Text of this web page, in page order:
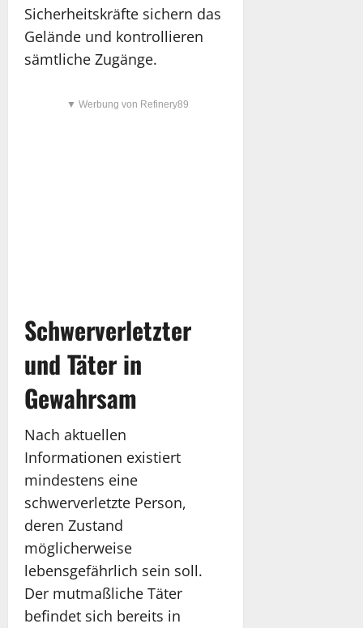
Sicherheitskräfte sichern das
Gelände und kontrollieren
sämtliche Zugänge.
▼ Werbung von Refinery89
Schwerverletzter
und Täter in
Gewahrsam
Nach aktuellen
Informationen existiert
mindestens eine
schwerverletzte Person,
deren Zustand
möglicherweise
lebensgefährlich sein soll.
Der mutmaßliche Täter
befindet sich bereits in